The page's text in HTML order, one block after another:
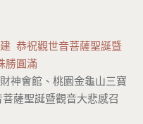
恭祝觀世音菩薩聖誕暨
勝圓滿
神會館、桃園金龜山三寶
薩聖誕暨觀音大悲感召